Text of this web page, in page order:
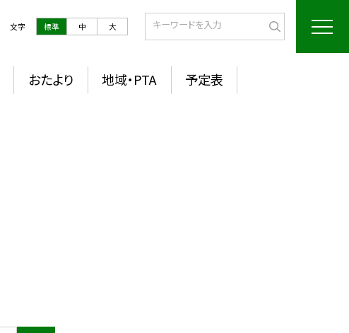
文字 標準 中 大
おたより 地域・PTA 予定表